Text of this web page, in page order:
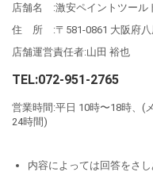
店舗名 :激安ペイントツール
住 所 :〒581-0861 大阪府八
店舗運営責任者:山田 裕也
TEL:072-951-2765
営業時間:平日 10時〜18時、(
24時間)
内容によっては回答をさ